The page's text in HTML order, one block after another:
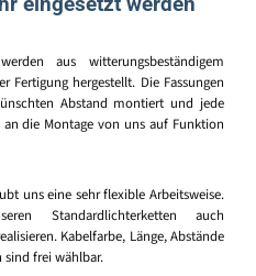
aus witterungsbeständigem
Fertigung hergestellt. Die Fassungen
Abstand montiert und jede
die Montage von uns auf Funktion
uns eine sehr flexible Arbeitsweise.
Standardlichterketten auch
Kabelfarbe, Länge, Abstände
sind frei wählbar.